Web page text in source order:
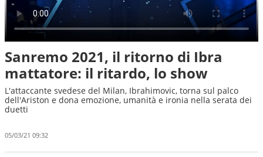
Sanremo 2021, il ritorno di Ibra
mattatore: il ritardo, lo show
L'attaccante svedese del Milan, Ibrahimovic, torna sul palco
dell'Ariston e dona emozione, umanità e ironia nella serata dei
duetti
05/03/21 09:32